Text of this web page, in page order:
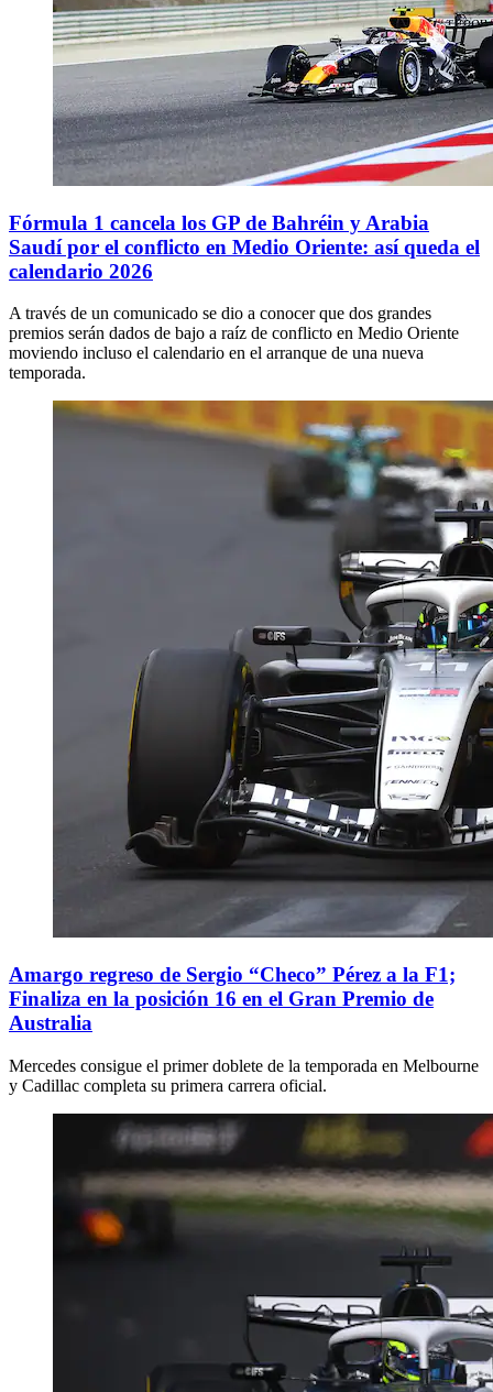
Fórmula 1 cancela los GP de Bahréin y Arabia
Saudí por el conflicto en Medio Oriente: así queda el
calendario 2026
A través de un comunicado se dio a conocer que dos grandes
premios serán dados de bajo a raíz de conflicto en Medio Oriente
moviendo incluso el calendario en el arranque de una nueva
temporada.
Amargo regreso de Sergio “Checo” Pérez a la F1;
Finaliza en la posición 16 en el Gran Premio de
Australia
Mercedes consigue el primer doblete de la temporada en Melbourne
y Cadillac completa su primera carrera oficial.